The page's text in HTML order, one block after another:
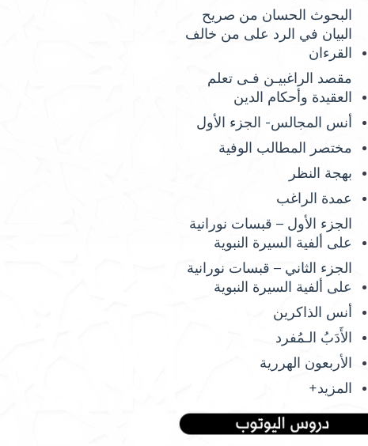
البحوث الحسان من صريح
البيان في الرد على من خالف
القرءان
مقصد الراغبيـن فـى تعلم
العقيدة وأحكام الدين
أنس المجالس- الجزء الأول
مختصر المطالب الوفية
بهجة النظر
عمدة الراغب
الجزء الأول – قبسات نورانية
على ألفية السيرة النبوية
الجزء الثاني – قبسات نورانية
على ألفية السيرة النبوية
أنس الذاكرين
الأَدَبُ الـمُفرد
الأربعون الهررية
المزيد+